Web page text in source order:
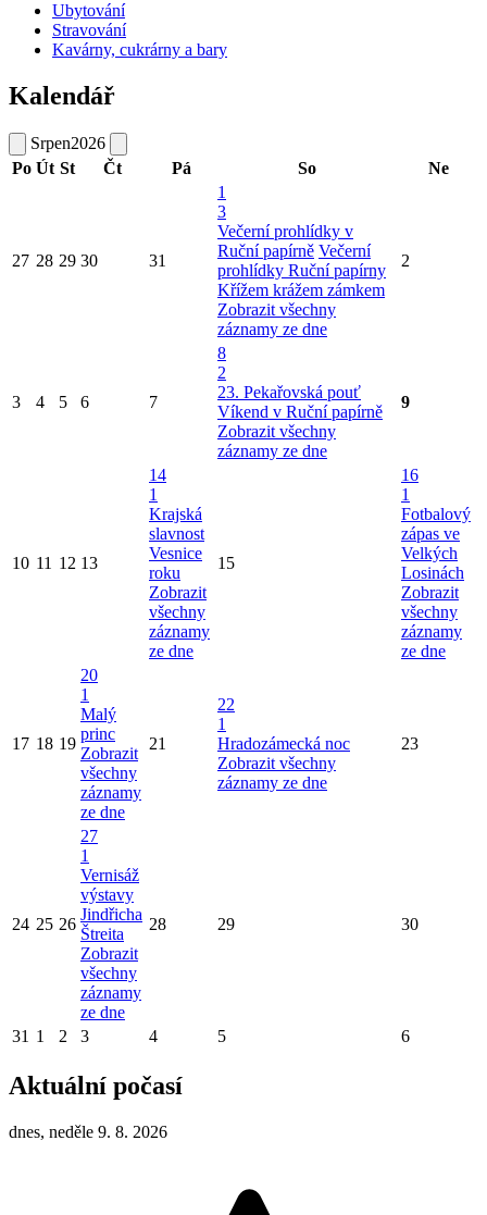
Ubytování
Stravování
Kavárny, cukrárny a bary
Kalendář
Srpen2026
Po Út St Čt Pá So Ne
27 28 29 30 31
1
3
Večerní prohlídky v
Ruční papírně Večerní
prohlídky Ruční papírny
Křížem krážem zámkem
Zobrazit všechny
záznamy ze dne
2
3 4 5 6 7
8
2
23. Pekařovská pouť
Víkend v Ruční papírně
Zobrazit všechny
záznamy ze dne
9
10 11 12 13
14
1
Krajská
slavnost
Vesnice
roku
Zobrazit
všechny
záznamy
ze dne
15
16
1
Fotbalový
zápas ve
Velkých
Losinách
Zobrazit
všechny
záznamy
ze dne
17 18 19
20
1
Malý
princ
Zobrazit
všechny
záznamy
ze dne
21
22
1
Hradozámecká noc
Zobrazit všechny
záznamy ze dne
23
24 25 26
27
1
Vernisáž
výstavy
Jindřicha
Štreita
Zobrazit
všechny
záznamy
ze dne
28 29 30
31 1 2 3 4 5 6
Aktuální počasí
dnes, neděle 9. 8. 2026